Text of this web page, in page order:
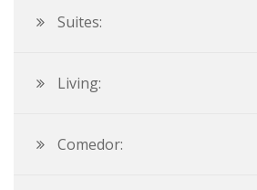
Suites:
Living:
Comedor: